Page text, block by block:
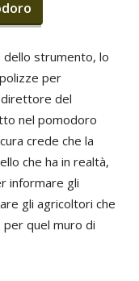
dello strumento, lo
per
del
nel pomodoro
crede che la
che ha in realtà,
informare gli
gli agricoltori che
per quel muro di